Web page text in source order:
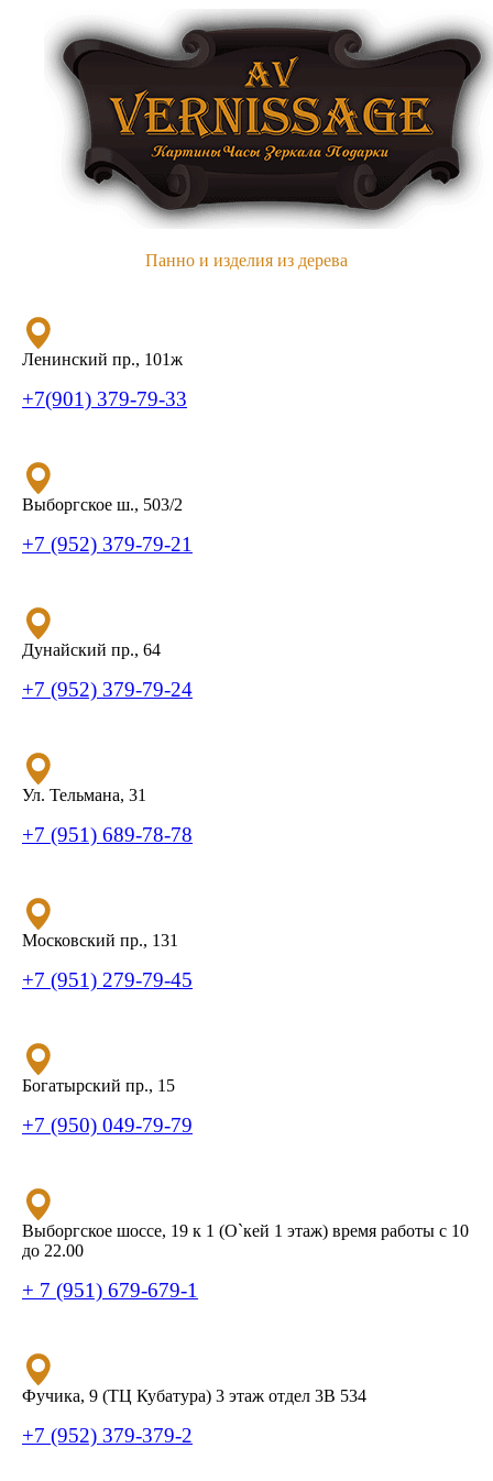
Панно и изделия из дерева
Ленинский пр., 101ж
+7(901) 379-79-33
Выборгское ш., 503/2
+7 (952) 379-79-21
Дунайский пр., 64
+7 (952) 379-79-24
Ул. Тельмана, 31
+7 (951) 689-78-78
Московский пр., 131
+7 (951) 279-79-45
Богатырский пр., 15
+7 (950) 049-79-79
Выборгское шоссе, 19 к 1 (О`кей 1 этаж) время работы с 10
до 22.00
+ 7 (951) 679-679-1
Фучика, 9 (ТЦ Кубатура) 3 этаж отдел 3В 534
+7 (952) 379-379-2